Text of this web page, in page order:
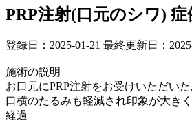
PRP注射(口元のシワ) 症
登録日：2025-01-21 最終更新日：
施術の説明
お口元にPRP注射をお受けいただい
口横のたるみも軽減され印象が大き
経過